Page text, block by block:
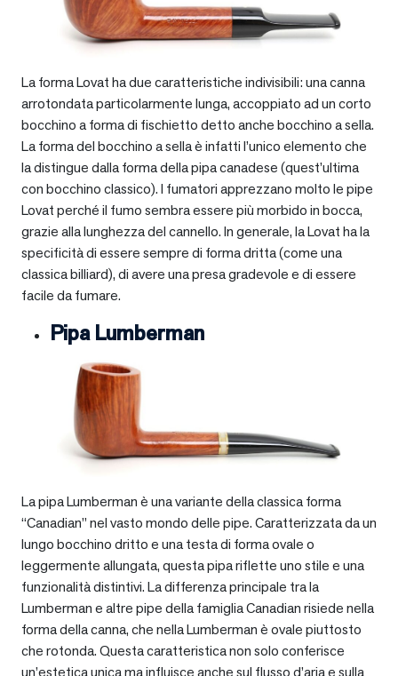
La forma Lovat ha due caratteristiche indivisibili: una canna
arrotondata particolarmente lunga, accoppiato ad un corto
bocchino a forma di fischietto detto anche bocchino a sella.
La forma del bocchino a sella è infatti l’unico elemento che
la distingue dalla forma della pipa canadese (quest’ultima
con bocchino classico). I fumatori apprezzano molto le pipe
Lovat perché il fumo sembra essere più morbido in bocca,
grazie alla lunghezza del cannello. In generale, la Lovat ha la
specificità di essere sempre di forma dritta (come una
classica billiard), di avere una presa gradevole e di essere
facile da fumare.
Pipa Lumberman
La pipa Lumberman è una variante della classica forma
“Canadian” nel vasto mondo delle pipe. Caratterizzata da un
lungo bocchino dritto e una testa di forma ovale o
leggermente allungata, questa pipa riflette uno stile e una
funzionalità distintivi. La differenza principale tra la
Lumberman e altre pipe della famiglia Canadian risiede nella
forma della canna, che nella Lumberman è ovale piuttosto
che rotonda. Questa caratteristica non solo conferisce
un’estetica unica ma influisce anche sul flusso d’aria e sulla